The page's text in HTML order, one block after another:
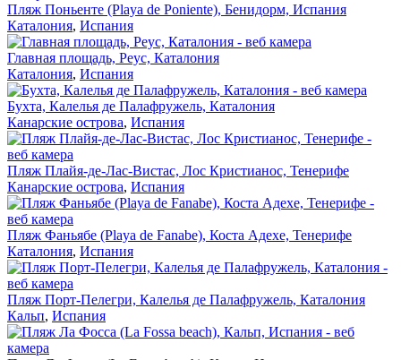
Пляж Поньенте (Playa de Poniente), Бенидорм, Испания
Каталония, Испания
Главная площадь, Реус, Каталония
Каталония, Испания
Бухта, Калелья де Палафружель, Каталония
Канарские острова, Испания
Пляж Плайя-де-Лас-Вистас, Лос Кристианос, Тенерифе
Канарские острова, Испания
Пляж Фаньябе (Playa de Fanabe), Коста Адехе, Тенерифе
Каталония, Испания
Пляж Порт-Пелегри, Калелья де Палафружель, Каталония
Кальп, Испания